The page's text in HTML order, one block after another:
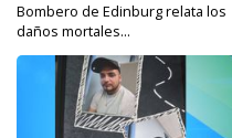
Bombero de Edinburg relata los
daños mortales...